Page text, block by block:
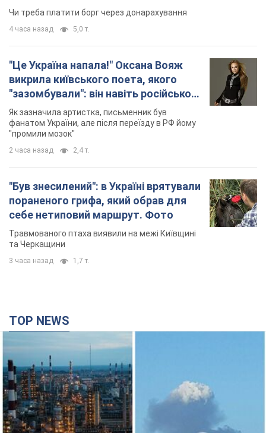
Чи треба платити борг через донарахування
4 часа назад 5,0 т.
"Це Україна напала!" Оксана Вояж
викрила київського поета, якого
"зазомбували": він навіть російської
не знав, а тепер хоче геноциду
українців
Як зазначила артистка, письменник був
фанатом України, але після переїзду в РФ йому
"промили мозок"
2 часа назад 2,4 т.
"Був знесилений": в Україні врятували
пораненого грифа, який обрав для
себе нетиповий маршрут. Фото
Травмованого птаха виявили на межі Київщині
та Черкащини
3 часа назад 1,7 т.
TOP NEWS